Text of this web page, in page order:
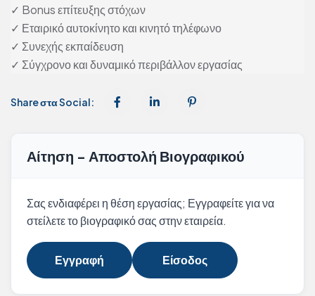
✓ Bonus επίτευξης στόχων
✓ Εταιρικό αυτοκίνητο και κινητό τηλέφωνο
✓ Συνεχής εκπαίδευση
✓ Σύγχρονο και δυναμικό περιβάλλον εργασίας
Share στα Social:
Αίτηση - Αποστολή Βιογραφικού
Σας ενδιαφέρει η θέση εργασίας; Εγγραφείτε για να
στείλετε το βιογραφικό σας στην εταιρεία.
Εγγραφή Είσοδος